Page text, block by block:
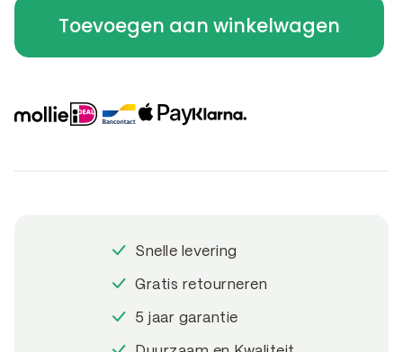
rechthoek
x
x
Toevoegen aan winkelwagen
Snelle levering
Gratis retourneren
5 jaar garantie